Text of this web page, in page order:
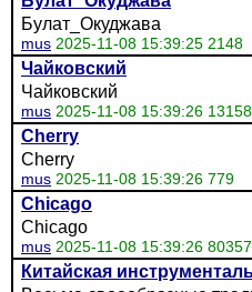
Булат_Окуджава
mus 2025-11-08 15:39:25 2148
Чайковский
Чайковский
mus 2025-11-08 15:39:26 13158
Cherry
Cherry
mus 2025-11-08 15:39:26 779
Chicago
Chicago
mus 2025-11-08 15:39:26 80357
Китайская